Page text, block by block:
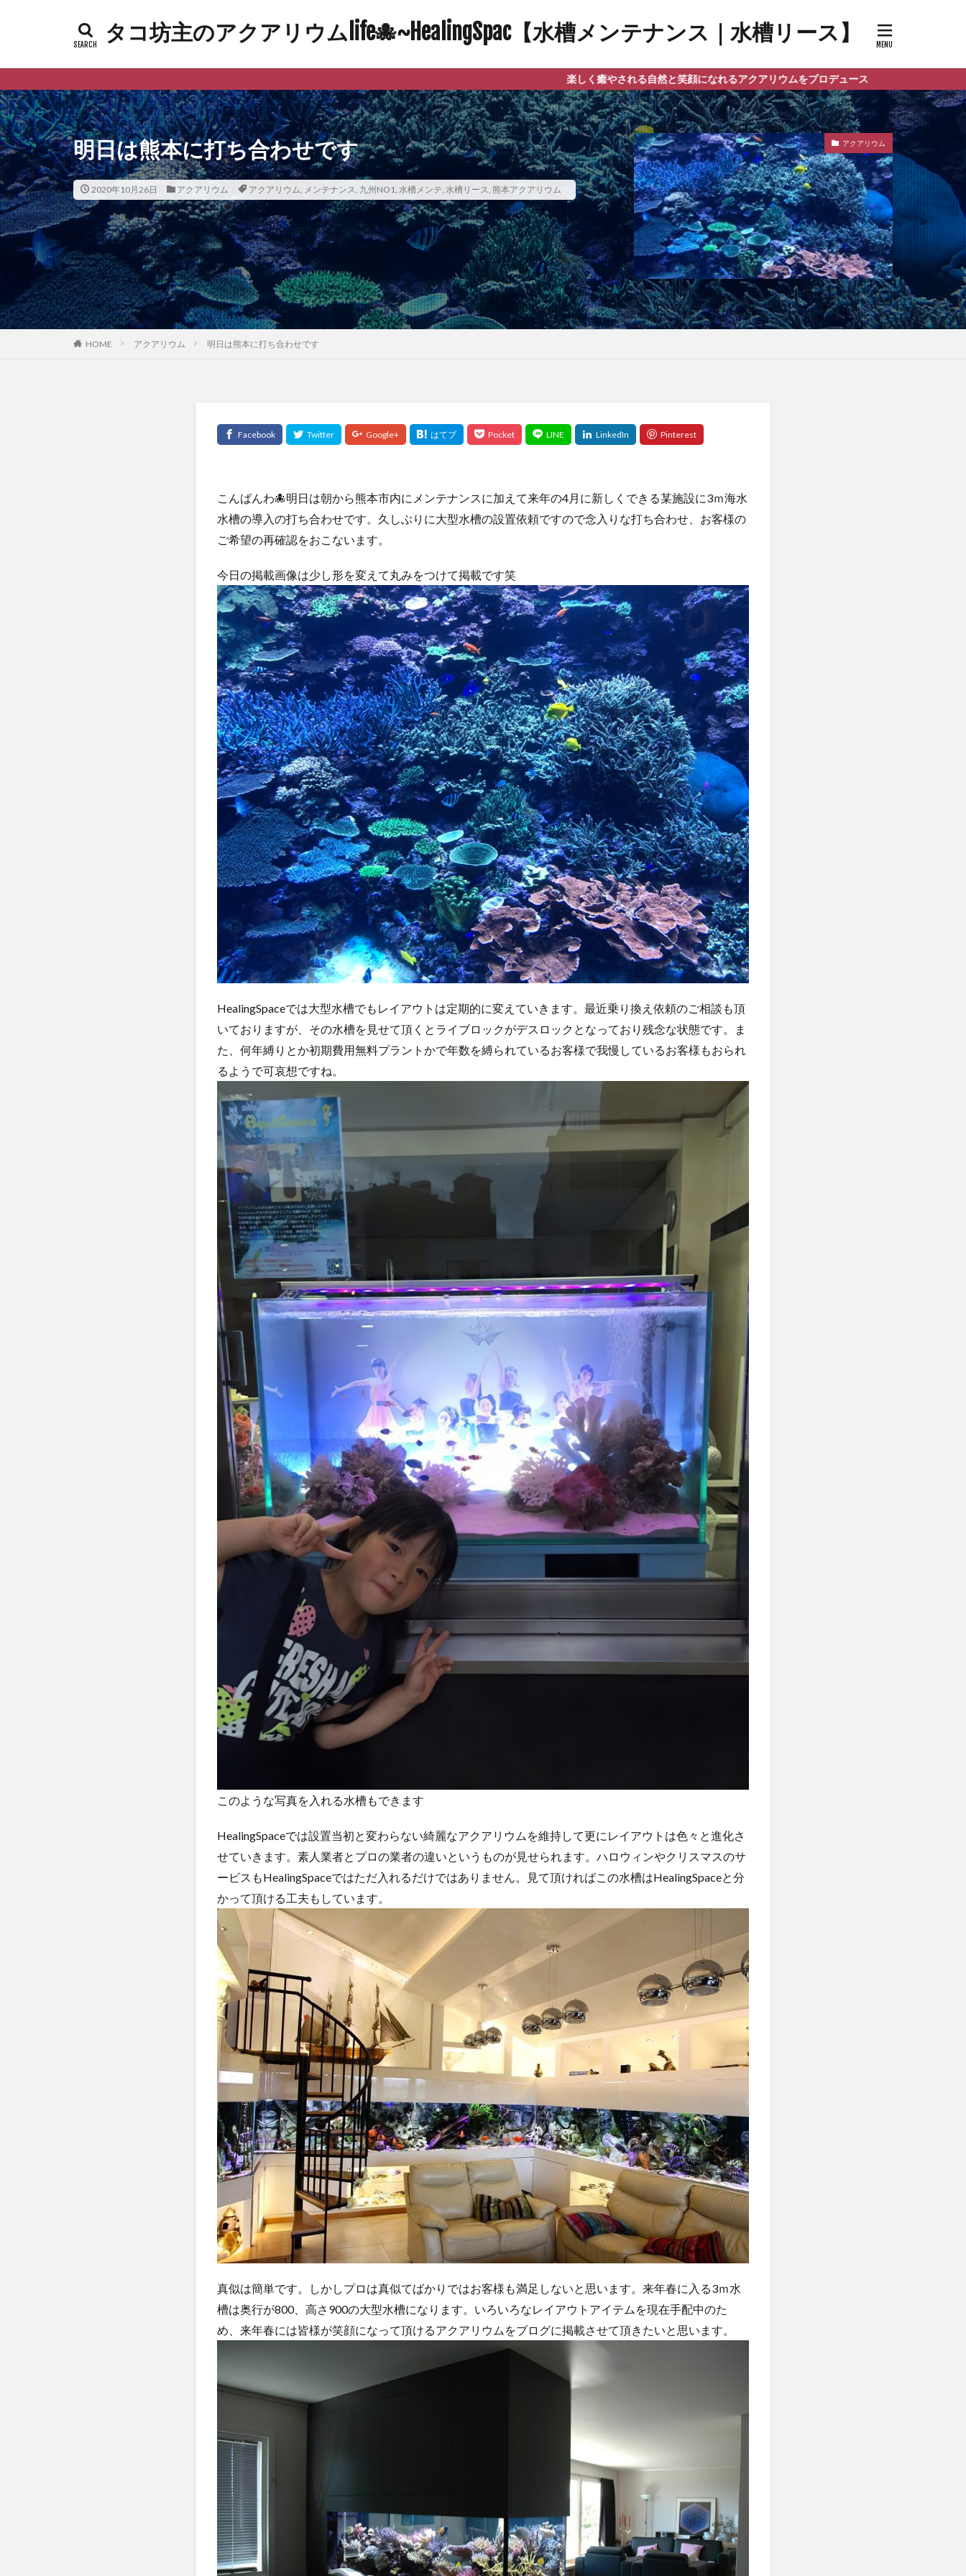
タコ坊主のアクアリウムlife🐙~HealingSpac【水槽メンテナンス｜水槽リース】
楽しく癒やされる自然と笑顔になれるアクアリウムをプロデュース
明日は熊本に打ち合わせです
2020年10月26日 アクアリウム アクアリウム, メンテナンス, 九州NO1, 水槽メンテ, 水槽リース, 熊本アクアリウム
アクアリウム
HOME アクアリウム 明日は熊本に打ち合わせです
こんばんわ🐙明日は朝から熊本市内にメンテナンスに加えて来年の4月に新しくできる某施設に3ｍ海水
水槽の導入の打ち合わせです。久しぶりに大型水槽の設置依頼ですので念入りな打ち合わせ、お客様の
ご希望の再確認をおこないます。
今日の掲載画像は少し形を変えて丸みをつけて掲載です笑
HealingSpaceでは大型水槽でもレイアウトは定期的に変えていきます。最近乗り換え依頼のご相談も頂
いておりますが、その水槽を見せて頂くとライブロックがデスロックとなっており残念な状態です。ま
た、何年縛りとか初期費用無料プラントかで年数を縛られているお客様で我慢しているお客様もおられ
るようで可哀想ですね。
このような写真を入れる水槽もできます
HealingSpaceでは設置当初と変わらない綺麗なアクアリウムを維持して更にレイアウトは色々と進化さ
せていきます。素人業者とプロの業者の違いというものが見せられます。ハロウィンやクリスマスのサ
ービスもHealingSpaceではただ入れるだけではありません。見て頂ければこの水槽はHealingSpaceと分
かって頂ける工夫もしています。
真似は簡単です。しかしプロは真似てばかりではお客様も満足しないと思います。来年春に入る3ｍ水
槽は奥行が800、高さ900の大型水槽になります。いろいろなレイアウトアイテムを現在手配中のた
め、来年春には皆様が笑顔になって頂けるアクアリウムをブログに掲載させて頂きたいと思います。